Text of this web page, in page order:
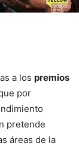
a los premios
por
pretende
áreas de la